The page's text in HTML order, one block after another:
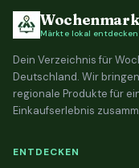
Märkte lokal entdecken
Dein Verzeichnis für
Deutschland. Wir
regionale Produkte für
Einkaufserlebnis
ENTDECKEN